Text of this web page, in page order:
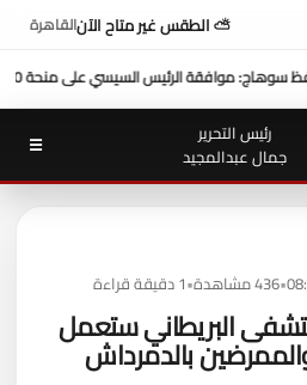
⛅ الطقس غير متاح الآنالقاهرة
بمشاركة
رئيس التحرير
جمال عبدالمجيد
☰
•436 مشاهدة •1 دقيقة قراءة
البريطاني ستعمل
بالدمرداش